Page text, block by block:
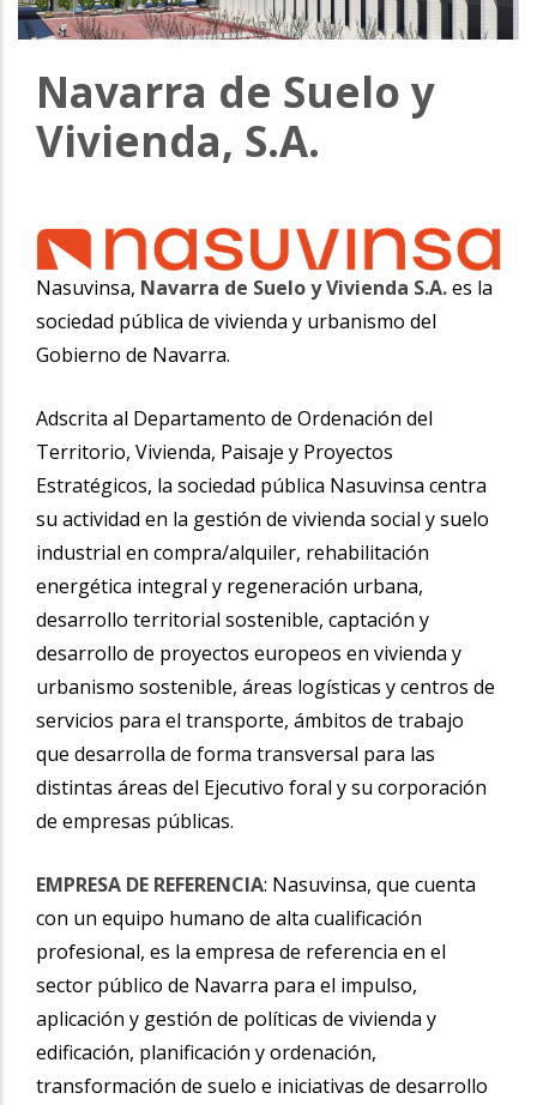
la
navegación
Navarra de Suelo y
Vivienda, S.A.
Nasuvinsa, Navarra de Suelo y Vivienda S.A.es la
sociedad pública de vivienda y urbanismo del
Gobierno de Navarra.
Adscrita al Departamento de Ordenación del
Territorio, Vivienda, Paisaje y Proyectos
Estratégicos, la sociedad pública Nasuvinsa centra
su actividad en la gestión de vivienda social y suelo
industrial en compra/alquiler, rehabilitación
energética integral y regeneración urbana,
desarrollo territorial sostenible, captación y
desarrollo de proyectos europeos en vivienda y
urbanismo sostenible, áreas logísticas y centros de
servicios para el transporte, ámbitos de trabajo
que desarrolla de forma transversal para las
distintas áreas del Ejecutivo foral y su corporación
de empresas públicas.
EMPRESA DE REFERENCIA: Nasuvinsa, que cuenta
con un equipo humano de alta cualificación
profesional, es la empresa de referencia en el
sector público de Navarra para el impulso,
aplicación y gestión de políticas de vivienda y
edificación, planificación y ordenación,
transformación de suelo e iniciativas de desarrollo